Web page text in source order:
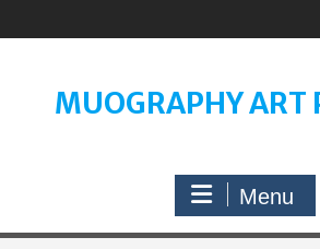
to
MUOGRAPHY ART
Menu